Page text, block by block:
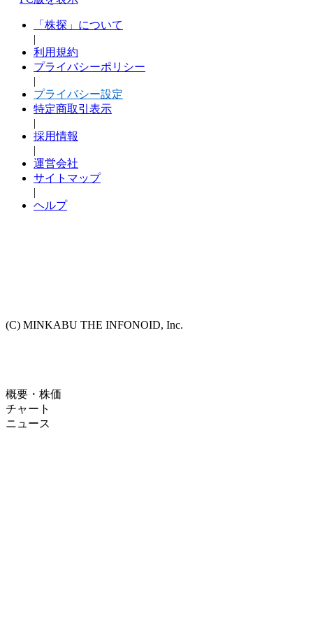
「株探」について
|
利用規約
プライバシーポリシー
|
プライバシー設定
特定商取引表示
|
採用情報
|
運営会社
サイトマップ
|
ヘルプ
(C) MINKABU THE INFONOID, Inc.
概要・株価
チャート
ニュース